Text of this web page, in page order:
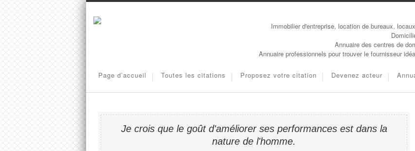
Immobilier d'entreprise, location de bureaux,
Annuaire des centres de
Annuaire professionnels pour trouver le fournisseur
Page d’accueil Toutes les citations Proposez votre citation Devenez acteur
Je crois que le goût d'améliorer ses performances est dans la
nature de l'homme.